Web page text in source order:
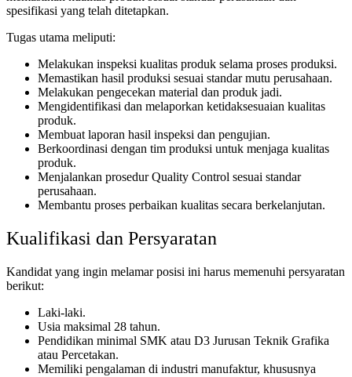
spesifikasi yang telah ditetapkan.
Tugas utama meliputi:
Melakukan inspeksi kualitas produk selama proses produksi.
Memastikan hasil produksi sesuai standar mutu perusahaan.
Melakukan pengecekan material dan produk jadi.
Mengidentifikasi dan melaporkan ketidaksesuaian kualitas
produk.
Membuat laporan hasil inspeksi dan pengujian.
Berkoordinasi dengan tim produksi untuk menjaga kualitas
produk.
Menjalankan prosedur Quality Control sesuai standar
perusahaan.
Membantu proses perbaikan kualitas secara berkelanjutan.
Kualifikasi dan Persyaratan
Kandidat yang ingin melamar posisi ini harus memenuhi persyaratan
berikut:
Laki-laki.
Usia maksimal 28 tahun.
Pendidikan minimal SMK atau D3 Jurusan Teknik Grafika
atau Percetakan.
Memiliki pengalaman di industri manufaktur, khususnya